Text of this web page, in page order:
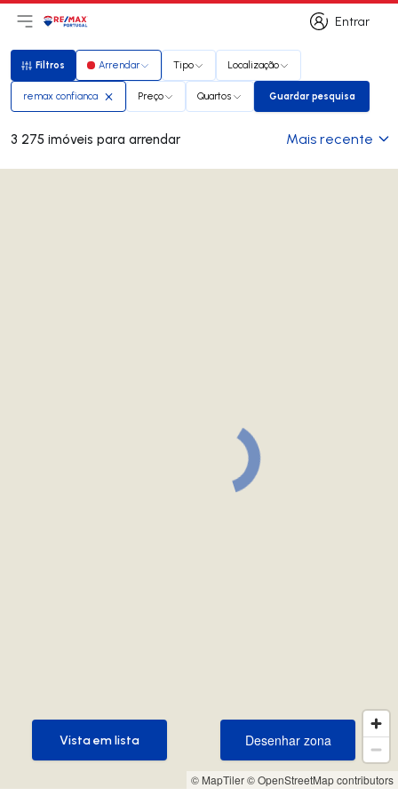
Entrar
Entrar
Abri menu principal
LogoIr para página inicial
Filtros
Filtros Arrendar Tipo Localização
remax confianca Preço Quartos Guardar pesquisa
Guardar pesquisa
3 275 imóveis para arrendar Mais recente
© MapTiler© OpenStreetMap contributors
Desenhar zona
Desenhar zona
Vista em lista
Vista em lista